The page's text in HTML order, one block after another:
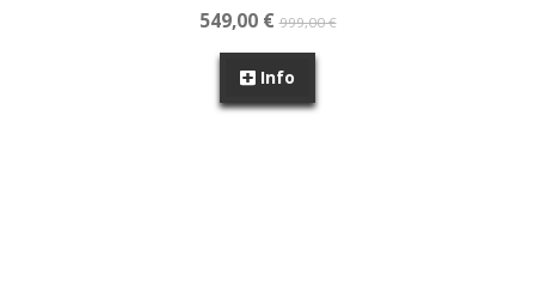
549,00 €999,00 €
Info